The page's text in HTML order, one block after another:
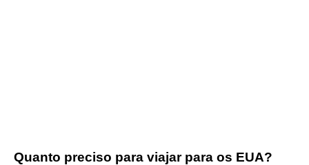
Quanto preciso para viajar para os EUA?